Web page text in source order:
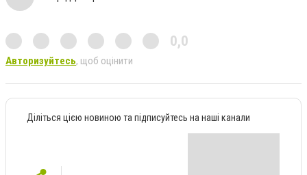
0,0
Авторизуйтесь, щоб оцінити
Діліться цією новиною та підписуйтесь на наші канали